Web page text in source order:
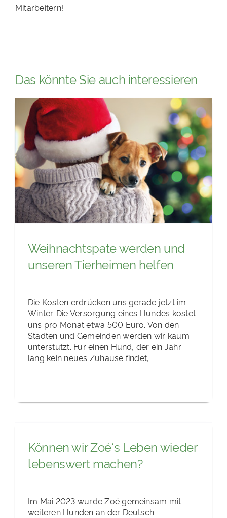
Mitarbeitern!
Das könnte Sie auch interessieren
Weihnachtspate werden und
unseren Tierheimen helfen
Die Kosten erdrücken uns gerade jetzt im
Winter. Die Versorgung eines Hundes kostet
uns pro Monat etwa 500 Euro. Von den
Städten und Gemeinden werden wir kaum
unterstützt. Für einen Hund, der ein Jahr
lang kein neues Zuhause findet,
Können wir Zoé‘s Leben wieder
lebenswert machen?
Im Mai 2023 wurde Zoé gemeinsam mit
weiteren Hunden an der Deutsch-